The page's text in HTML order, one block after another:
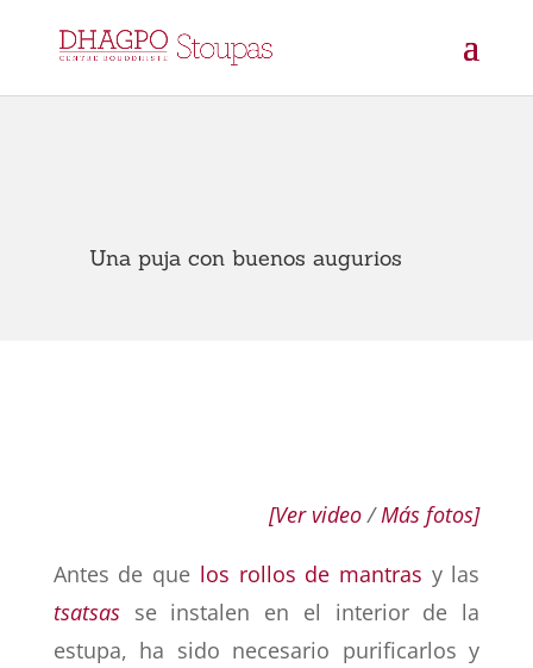
Una puja con buenos augurios
[Ver video/Más fotos]
Antes de que los rollos de mantras y las
tsatsasse instalen en el interior de la
estupa, ha sido necesario purificarlos y